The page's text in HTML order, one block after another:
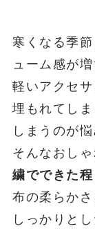
寒くなる季
ューム感が
軽いアクセ
埋もれてし
しまうのが悩
そんなおし
繍でできた
布の柔らか
しっかりと